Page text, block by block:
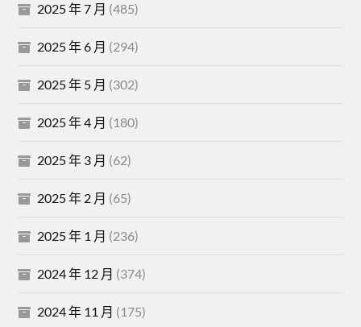
2025 年 7 月 (485)
2025 年 6 月 (294)
2025 年 5 月 (302)
2025 年 4 月 (180)
2025 年 3 月 (62)
2025 年 2 月 (65)
2025 年 1 月 (236)
2024 年 12 月 (374)
2024 年 11 月 (175)